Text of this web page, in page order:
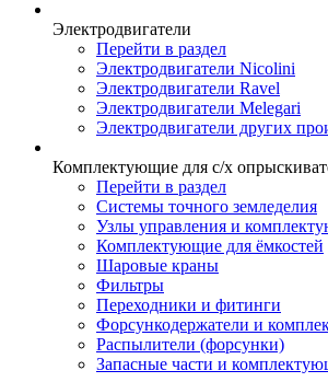
Электродвигатели
Перейти в раздел
Электродвигатели Nicolini
Электродвигатели Ravel
Электродвигатели Melegari
Электродвигатели других
Комплектующие для с/х
Перейти в раздел
Системы точного земледелия
Узлы управления и
Комплектующие для ёмкостей
Шаровые краны
Фильтры
Переходники и фитинги
Форсункодержатели и
Распылители (форсунки)
Запасные части и